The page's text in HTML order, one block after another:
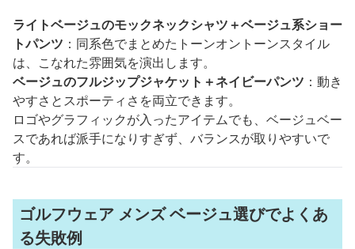
ライトベージュのモックネックシャツ＋ベージュ系ショー
トパンツ ：同系色でまとめたトーンオントーンスタイル
は、こなれた雰囲気を演出します。
ベージュのフルジップジャケット＋ネイビーパンツ ：動き
やすさとスポーティさを両立できます。
ロゴやグラフィックが入ったアイテムでも、ベージュベー
スであれば派手になりすぎず、バランスが取りやすいで
す。
ゴルフウェア メンズ ベージュ選びでよくあ
る失敗例